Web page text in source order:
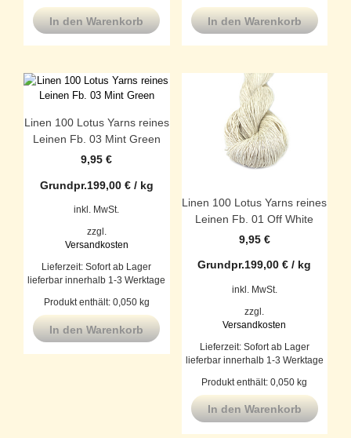
In den Warenkorb In den Warenkorb
Linen 100 Lotus Yarns reines
Leinen Fb. 03 Mint Green
9,95€
Grundpr.199,00 €/ kg
inkl. MwSt.
zzgl.
Versandkosten
Lieferzeit:Sofort ab Lager
lieferbar innerhalb 1-3 Werktage
Produkt enthält: 0,050 kg
In den Warenkorb
Linen 100 Lotus Yarns reines
Leinen Fb. 01 Off White
9,95 €
Grundpr.199,00€ / kg
inkl. MwSt.
zzgl.
Versandkosten
Lieferzeit: Sofort ab Lager
lieferbar innerhalb 1-3 Werktage
Produkt enthält: 0,050 kg
In den Warenkorb